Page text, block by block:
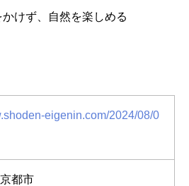
けず、自然を楽しめる
eigenin.com/2024/08/0
都市